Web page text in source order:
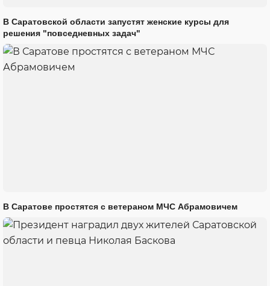
В Саратовской области запустят женские курсы для
решения "повседневных задач"
В Саратове простятся с ветераном МЧС Абрамовичем